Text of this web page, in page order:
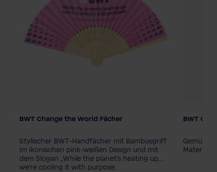
Verpackungseinheit
BWT Change the World Fächer
Stylischer BWT‑Handfächer mit Bambusgriff
im ikonischen pink‑weißen Design und mit
dem Slogan „While the planet's heating up,
we're cooling it with purpose.
Farbe
BWT
Material